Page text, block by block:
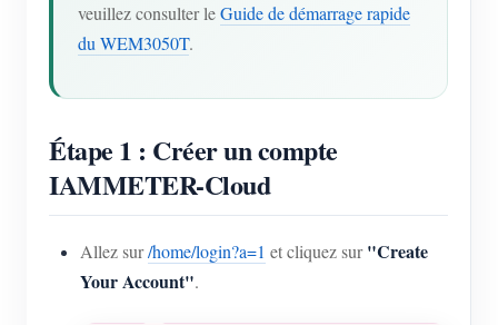
veuillez consulter leGuide de démarrage rapide
du WEM3050T.
Étape 1 : Créer un compte
IAMMETER-Cloud
Allez sur/home/login?a=1 et cliquez sur"Create
Your Account".